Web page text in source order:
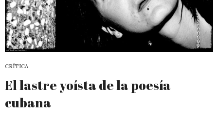
CRÍTICA
El lastre yoísta de la poesía
cubana